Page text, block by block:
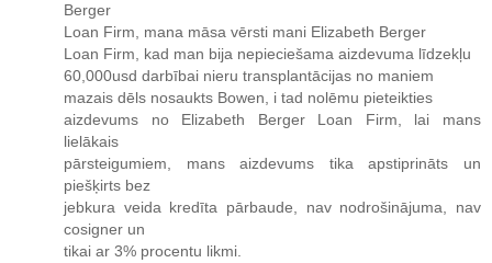
Berger
Loan Firm, mana māsa vērsti mani Elizabeth Berger
Loan Firm, kad man bija nepieciešama aizdevuma līdzekļu
60,000usd darbībai nieru transplantācijas no maniem
mazais dēls nosaukts Bowen, i tad nolēmu pieteikties
aizdevums no Elizabeth Berger Loan Firm, lai mans
lielākais
pārsteigumiem, mans aizdevums tika apstiprināts un
piešķirts bez
jebkura veida kredīta pārbaude, nav nodrošinājuma, nav
cosigner un
tikai ar 3% procentu likmi.